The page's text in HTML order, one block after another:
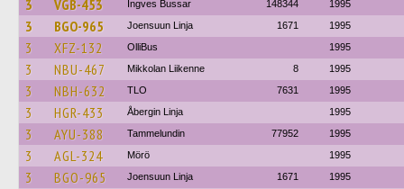
3 VGB-453 Ingves Bussar 148344 1995
3 BGO-965 Joensuun Linja 1671 1995
3 XFZ-132 OlliBus 1995
3 NBU-467 Mikkolan Liikenne 8 1995
3 NBH-632 TLO 7631 1995
3 HGR-433 Åbergin Linja 1995
3 AYU-388 Tammelundin 77952 1995
3 AGL-324 Mörö 1995
3 BGO-965 Joensuun Linja 1671 1995